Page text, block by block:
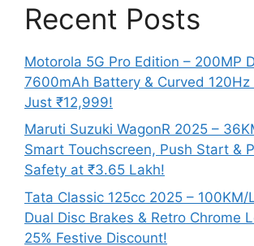
Recent Posts
Motorola 5G Pro Edition – 200MP
7600mAh Battery & Curved 120Hz
Just ₹12,999!
Maruti Suzuki WagonR 2025 –
Smart Touchscreen, Push Start &
Safety at ₹3.65 Lakh!
Tata Classic 125cc 2025 – 100KM/
Dual Disc Brakes & Retro Chrome
25% Festive Discount!